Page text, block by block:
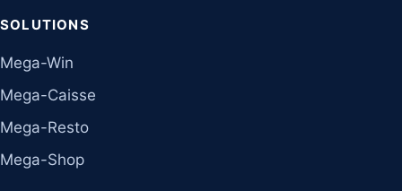
SOLUTIONS
Mega-Win
Mega-Caisse
Mega-Resto
Mega-Shop